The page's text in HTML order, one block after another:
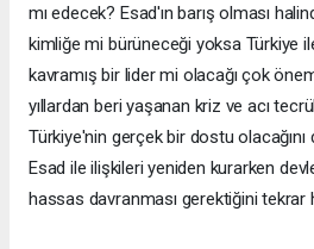
mı edecek? Esad'ın barış olması
kimliğe mi bürüneceği yoksa Türkiye
kavramış bir lider mi olacağı çok
yıllardan beri yaşanan kriz ve acı
Türkiye'nin gerçek bir dostu
Esad ile ilişkileri yeniden kurarken
hassas davranması gerektiğini tekrar